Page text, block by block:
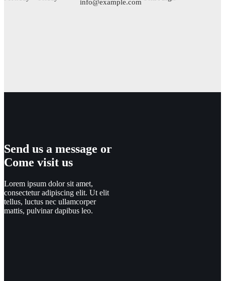
info@example.com
Send us a message or
Come visit us
Lorem ipsum dolor sit amet,
consectetur adipiscing elit. Ut elit
tellus, luctus nec ullamcorper
mattis, pulvinar dapibus leo.